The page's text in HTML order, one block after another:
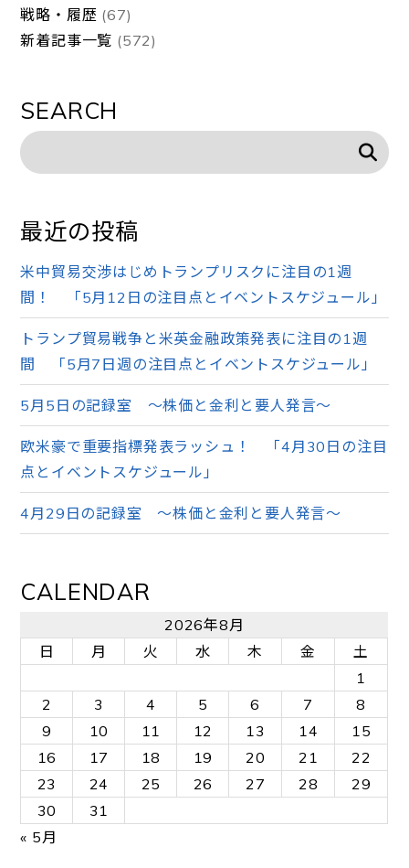
戦略・履歴 (67)
新着記事一覧 (572)
SEARCH
最近の投稿
米中貿易交渉はじめトランプリスクに注目の1週
間！ 「5月12日の注目点とイベントスケジュール」
トランプ貿易戦争と米英金融政策発表に注目の1週
間 「5月7日週の注目点とイベントスケジュール」
5月5日の記録室 ～株価と金利と要人発言～
欧米豪で重要指標発表ラッシュ！ 「4月30日の注目
点とイベントスケジュール」
4月29日の記録室 ～株価と金利と要人発言～
CALENDAR
2026年8月
日
月 火 水 木 金
土
1
2
3 4 5 6 7
8
9
10 11 12 13 14
15
16
17 18 19 20 21
22
23
24 25 26 27 28
29
30
31
« 5月